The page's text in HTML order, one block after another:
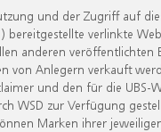
und der Zugriff auf
verlinkte
anderen
Anlegern verkauft
und den für die UBS-
zur Verfügung
Marken ihrer